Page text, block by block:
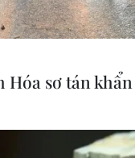
Hóa sơ tán